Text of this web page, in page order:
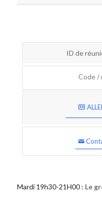
ID de
Code /
Mardi 19h30-21H00 : Le